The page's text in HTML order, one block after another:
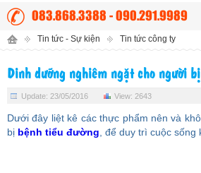
083.868.3388 - 090.291.9989
Tin tức - Sự kiện Tin tức công ty
Dinh dưỡng nghiêm ngặt cho người
Update: 23/05/2016 View: 2643
Dưới đây liệt kê các thực phẩm nên và
bị bệnh tiểu đường , để duy trì cuộc